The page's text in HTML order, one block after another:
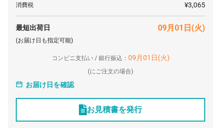
200 枚 ¥86,020
500 枚 ¥7,700 ¥203,500
1000 枚
消費税 ¥3,065
最短出荷日 09月01日(火)
(お届け日も指定可能)
コンビニ支払い / 銀行振込： 09月01日(火)
(にご注文の場合)
お届け日を確認
お見積書を発行